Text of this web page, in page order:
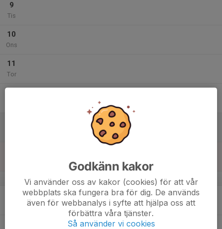
9
Tis
10
Ons
11
Tor
v.38
Godkänn kakor
Vi använder oss av kakor (cookies) för att vår
webbplats ska fungera bra för dig. De används
även för webbanalys i syfte att hjälpa oss att
förbättra våra tjänster.
Så använder vi cookies